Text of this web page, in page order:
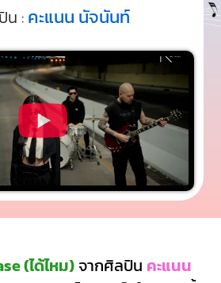
น : คะแนน นัจนันท์
(ได้ไหม)จากศิลปิน คะแนน